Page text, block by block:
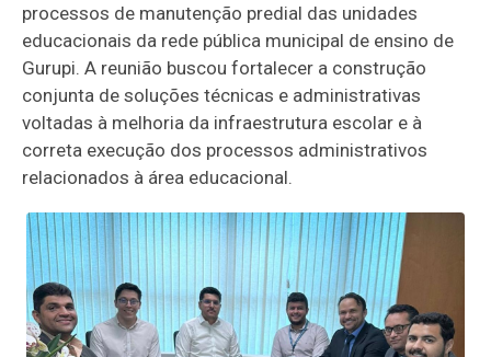
processos de manutenção predial das unidades
educacionais da rede pública municipal de ensino de
Gurupi. A reunião buscou fortalecer a construção
conjunta de soluções técnicas e administrativas
voltadas à melhoria da infraestrutura escolar e à
correta execução dos processos administrativos
relacionados à área educacional.